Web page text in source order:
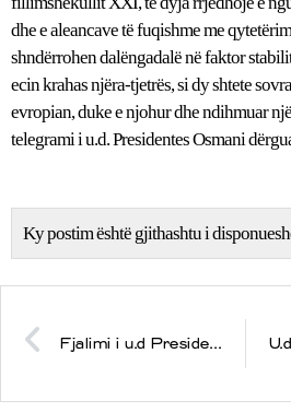
dhe e aleancave të fuqishme me
shndërrohen dalëngadalë në faktor
ecin krahas njëra-tjetrës, si dy shtete
evropian, duke e njohur dhe ndihmuar
telegrami i u.d. Presidentes Osmani
Ky postim është gjithashtu i
Fjalimi i u.d Presidentes, dr. Vjosa Osmani-Sadriu në Ditën e Forcës